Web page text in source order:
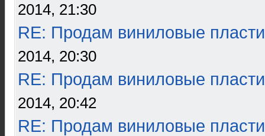
2014, 21:30
RE: Продам виниловые
2014, 20:30
RE: Продам виниловые
2014, 20:42
RE: Продам виниловые